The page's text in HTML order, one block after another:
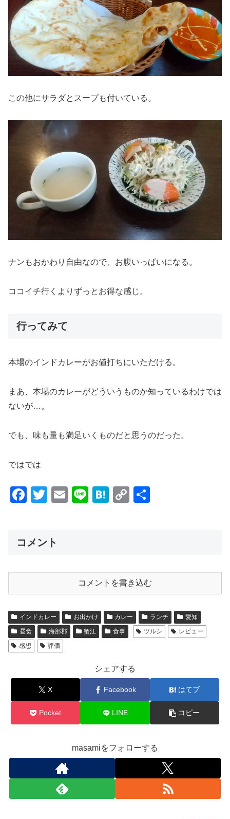
この他にサラダとスープも付いている。
ナンもおかわり自由なので、お腹いっぱいになる。
ココイチ行くよりずっとお得な感じ。
行ってみて
本場のインドカレーがお値打ちにいただける。
まあ、本場のカレーがどういうものか知っているわけでは
ないが…。
でも、味も量も満足いくものだと思うのだった。
ではでは
F
e
o
o
k
T
er
E
Li
H
C
n
k
コメント
コメントを書き込む
インドカレー お出かけ カレー ランチ
愛知
昼食
海部郡 蟹江 食事 ツルシ
レビュー
感想
評価
シェアする
X Facebook はてブ
Pocket LINE コピー
masamiをフォローする